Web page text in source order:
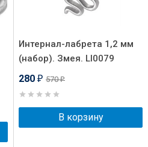
Интернал-лабрета 1,2 мм
(набор). Змея. LI0079
280 ₽ 570₽
В корзину